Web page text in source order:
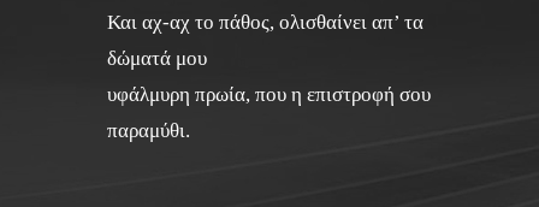
Και αχ-αχ το πάθος, ολισθαίνει απ’ τα
δώματά μου
υφάλμυρη πρωία, που η επιστροφή σου
παραμύθι.